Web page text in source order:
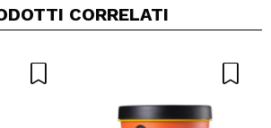
essere il primo. Immaginalo...
CORRELATI